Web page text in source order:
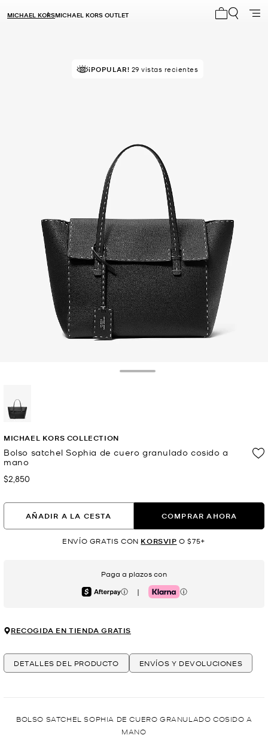
MICHAEL KORSMICHAEL KORS OUTLET
¡POPULAR! 29 vistas recientes
MICHAEL KORS COLLECTION
Bolso satchel Sophia de cuero granulado cosido a
mano
Ahora
$2,850
AÑADIR A LA CESTA COMPRAR AHORA
ENVÍO GRATIS CON KORSVIP O $75+
Paga a plazos con
Afterpay | Klarna
RECOGIDA EN TIENDA GRATIS
DETALLES DEL PRODUCTO ENVÍOS Y DEVOLUCIONES
BOLSO SATCHEL SOPHIA DE CUERO GRANULADO COSIDO A
MANO